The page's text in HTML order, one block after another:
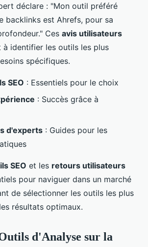
déclare : "Mon outil préféré
backlinks est Ahrefs, pour sa
Ces avis utilisateurs
identifier les outils les plus
spécifiques.
SEO : Essentiels pour le choix
: Succès grâce à
d'experts : Guides pour les
SEO et les retours utilisateurs
pour naviguer dans un marché
de sélectionner les outils les plus
résultats optimaux.
d'Analyse sur la